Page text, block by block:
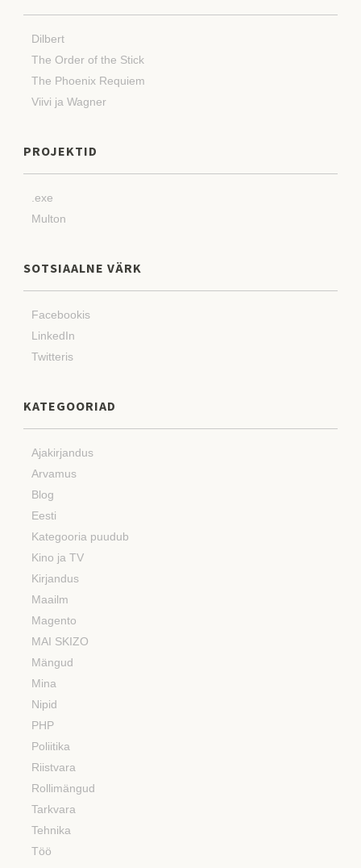
Dilbert
The Order of the Stick
The Phoenix Requiem
Viivi ja Wagner
PROJEKTID
.exe
Multon
SOTSIAALNE VÄRK
Facebookis
LinkedIn
Twitteris
KATEGOORIAD
Ajakirjandus
Arvamus
Blog
Eesti
Kategooria puudub
Kino ja TV
Kirjandus
Maailm
Magento
MAI SKIZO
Mängud
Mina
Nipid
PHP
Poliitika
Riistvara
Rollimängud
Tarkvara
Tehnika
Töö